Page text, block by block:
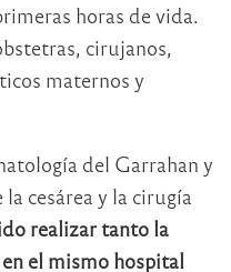
horas de vida.
cirujanos,
maternos y
del Garrahan y
cesárea y la cirugía
realizar tanto la
el mismo hospital